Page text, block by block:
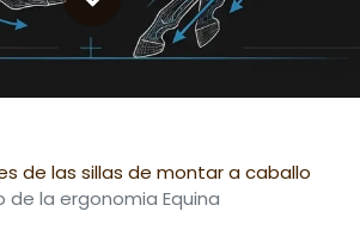
de las sillas de montar a caballo
de la ergonomia Equina